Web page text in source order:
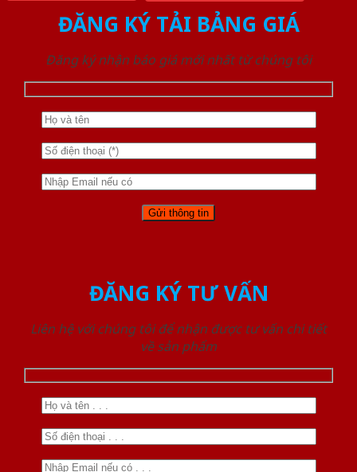
ĐĂNG KÝ TẢI BẢNG GIÁ
Đăng ký nhận báo giá mới nhất từ chúng tôi
ĐĂNG KÝ TƯ VẤN
Liên hệ với chúng tôi để nhận được tư vấn chi tiết
về sản phẩm